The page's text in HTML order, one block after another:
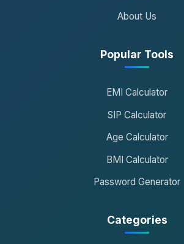
About Us
Popular Tools
EMI Calculator
SIP Calculator
Age Calculator
BMI Calculator
Password Generator
Categories